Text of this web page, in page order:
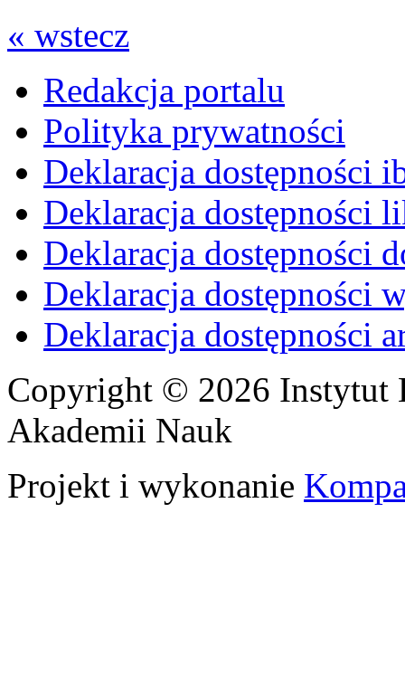
« wstecz
Redakcja portalu
Polityka prywatności
Deklaracja dostępności
Deklaracja dostępności
Deklaracja dostępności
Deklaracja dostępności
Deklaracja dostępności
Copyright © 2026 Instytut
Akademii Nauk
Projekt i wykonanie